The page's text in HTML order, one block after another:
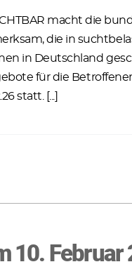
macht die
die in
in Deutschland
für die
statt. [...]
10. Februar